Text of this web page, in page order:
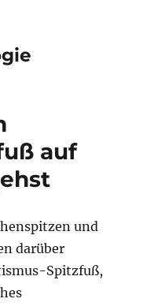
auf
und
darüber
Spitzfuß,